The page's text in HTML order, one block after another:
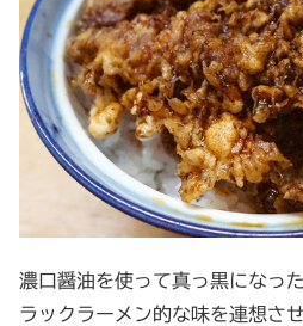
濃口醤油を使って真っ黒になっ
ラックラーメン的な味を連想さ